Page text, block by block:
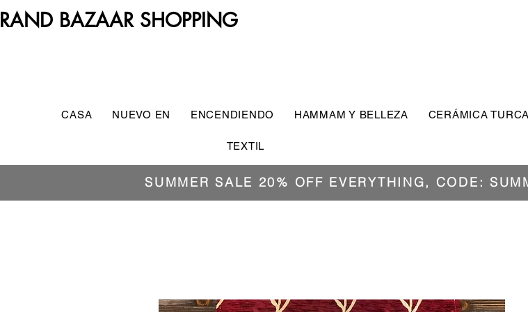
BAZAAR SHOPPING
CASA NUEVO EN ENCENDIENDO HAMMAM Y BELLEZA CERÁMICA TURCA
TEXTIL
SUMMER SALE 20% OFF EVERYTHING, CODE: